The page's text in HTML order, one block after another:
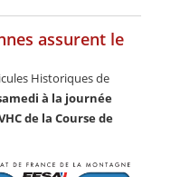
assurent le
Historiques de
à la journée
de la Course de